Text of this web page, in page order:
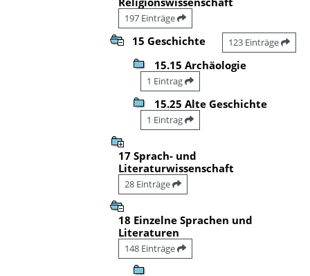
197 Einträge
15 Geschichte 123 Einträge
15.15 Archäologie
1 Eintrag
15.25 Alte Geschichte
1 Eintrag
17 Sprach- und
Literaturwissenschaft
28 Einträge
18 Einzelne Sprachen und
Literaturen
148 Einträge